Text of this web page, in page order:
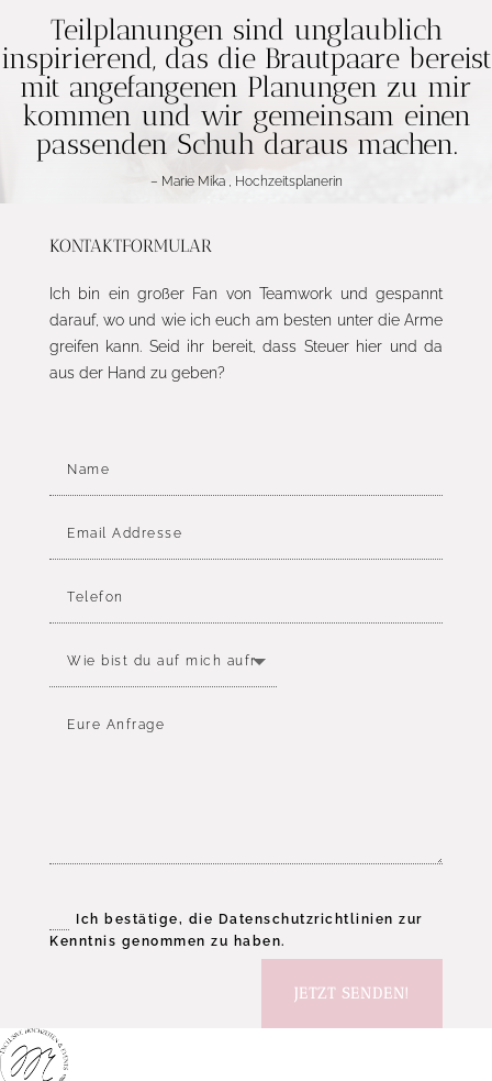
Teilplanungen sind unglaublich
inspirierend, das die Brautpaare bereist
mit angefangenen Planungen zu mir
kommen und wir gemeinsam einen
passenden Schuh daraus machen.
– Marie Mika , Hochzeitsplanerin
KONTAKTFORMULAR
Ich bin ein großer Fan von Teamwork und gespannt
darauf, wo und wie ich euch am besten unter die Arme
greifen kann. Seid ihr bereit, dass Steuer hier und da
aus der Hand zu geben?
Ich bestätige, die Datenschutzrichtlinien zur
Kenntnis genommen zu haben.
JETZT SENDEN!